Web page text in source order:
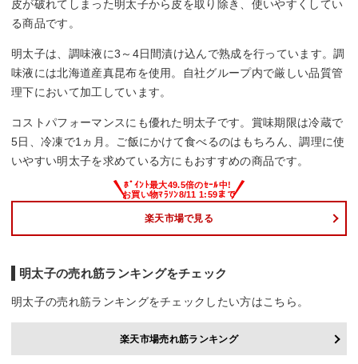
皮が破れてしまった明太子から皮を取り除き、使いやすくしてい
る商品です。
明太子は、調味液に3～4日間漬け込んで熟成を行っています。調
味液には北海道産真昆布を使用。自社グループ内で厳しい品質管
理下において加工しています。
コストパフォーマンスにも優れた明太子です。賞味期限は冷蔵で
5日、冷凍で1ヵ月。ご飯にかけて食べるのはもちろん、調理に使
いやすい明太子を求めている方にもおすすめの商品です。
楽天市場で見る
明太子の売れ筋ランキングをチェック
明太子の売れ筋ランキングをチェックしたい方はこちら。
楽天市場売れ筋ランキング